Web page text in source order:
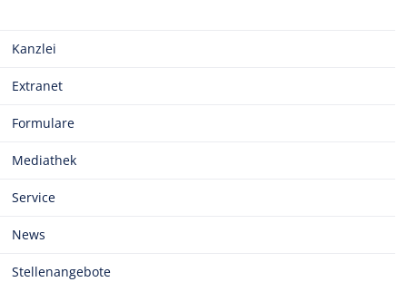
Kanzlei
Extranet
Formulare
Mediathek
Service
News
Stellenangebote